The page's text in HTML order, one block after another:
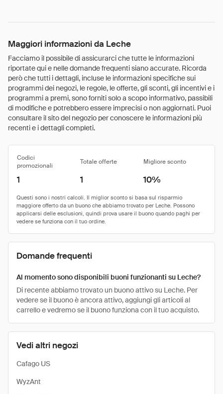
Maggiori informazioni da Leche
Facciamo il possibile di assicurarci che tutte le informazioni
riportate qui e nelle domande frequenti siano accurate. Ricorda
però che tutti i dettagli, incluse le informazioni specifiche sui
programmi dei negozi, le regole, le offerte, gli sconti, gli incentivi e i
programmi a premi, sono forniti solo a scopo informativo, passibili
di modifiche e potrebbero essere imprecisi o non aggiornati. Puoi
consultare il sito del negozio per conoscere le informazioni più
recenti e i dettagli completi.
Vedi altri negozi
Cafago US
WyzAnt
Codici
promozionali
Totale offerte Migliore sconto
1 1 10%
Domande frequenti
Al momento sono disponibili buoni funzionanti su Leche?
Di recente abbiamo trovato un buono attivo su Leche. Per
vedere se il buono è ancora attivo, aggiungi gli articoli al
carrello e vedremo se il buono funziona con il tuo acquisto.